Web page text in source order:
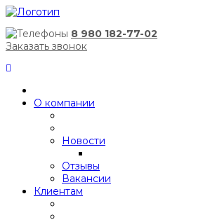
8 980 182-77-02
Заказать звонок
О компании
Новости
Отзывы
Вакансии
Клиентам